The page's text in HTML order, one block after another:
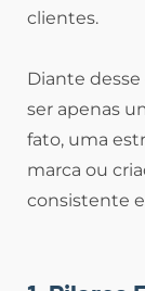
clientes.
Diante desse
ser apenas
fato, uma
marca ou
consistente